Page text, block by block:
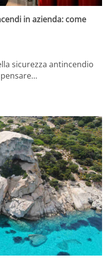
in azienda: come
sicurezza antincendio